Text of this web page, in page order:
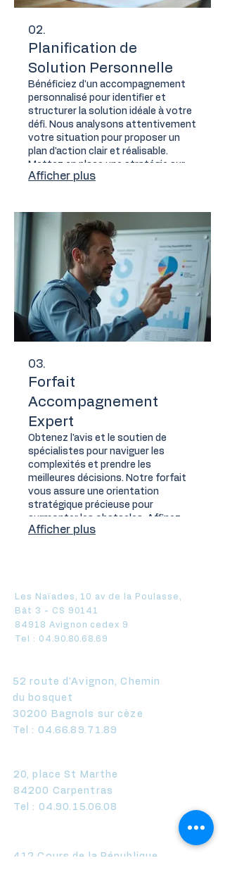
02.
Planification de
Solution Personnelle
Bénéficiez d'un accompagnement
personnalisé pour identifier et
structurer la solution idéale à votre
défi. Nous analysons attentivement
votre situation pour proposer un
plan d'action clair et réalisable.
Mettez en place une stratégie sur
mesure pour atteindre vos
Afficher plus
03.
Forfait
Accompagnement
Expert
Obtenez l'avis et le soutien de
spécialistes pour naviguer les
complexités et prendre les
meilleures décisions. Notre forfait
vous assure une orientation
stratégique précieuse pour
surmonter les obstacles. Affinez
votre approche avec une expertise
Afficher plus
Les Naïades, 10 av de la Poulasse,
Bât 3 - CS 90141
84918 Avignon cedex 9
Tel : 04.90.80.68.69
52 route d'Avignon, Chemin
du bosquet
30200 Bagnols sur cèze
Tel : 04.66.89.71.89
20, place St Marthe
84200 Carpentras
Tel : 04.90.15.06.08
Axe Expertise Comtat-Venaissin
412 Cours de la République